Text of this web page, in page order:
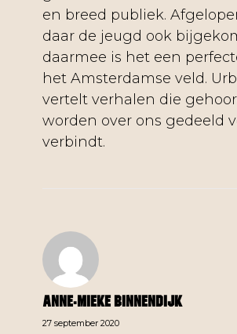
en breed publiek.
daar de jeugd ook
daarmee is het een
het Amsterdamse veld.
vertelt verhalen die
worden over ons gedeeld
verbindt.
Anne-Mieke Binnendijk
27 september 2020